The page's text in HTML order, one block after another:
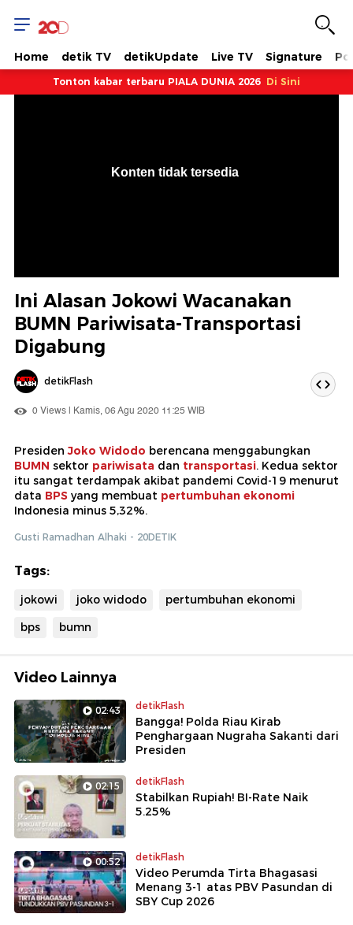
Home detik TV detikUpdate Live TV Signature
Tonton kabar terbaru PIALA DUNIA 2026 Di Sini
Konten tidak tersedia
Ini Alasan Jokowi Wacanakan
BUMN Pariwisata-Transportasi
Digabung
detikFlash
0 Views | Kamis, 06 Agu 2020 11:25 WIB
PresidenJoko Widodo berencana menggabungkan
BUMN sektor pariwisata dan transportasi. Kedua sektor
itu sangat terdampak akibat pandemi Covid-19 menurut
data BPS yang membuat pertumbuhan ekonomi
Indonesia minus 5,32%.
Gusti Ramadhan Alhaki - 20DETIK
Tags:
jokowi joko widodo
pertumbuhan ekonomi
bps
bumn
Video Lainnya
02:43 detikFlash
Bangga! Polda Riau Kirab
Penghargaan Nugraha Sakanti dari
Presiden
02:15 detikFlash
Stabilkan Rupiah! BI-Rate Naik
5.25%
00:52 detikFlash
Video Perumda Tirta Bhagasasi
Menang 3-1 atas PBV Pasundan di
SBY Cup 2026